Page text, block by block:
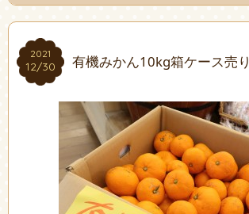
2021
12/30
2021
12/30 有機みかん10kg箱ケース売り